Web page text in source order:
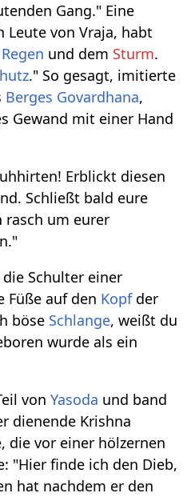
Gang." Eine
Leute von Vraja, habt
Regen und dem Sturm.
." So gesagt, imitierte
Berges Govardhana,
Gewand mit einer Hand
Erblickt diesen
Schließt bald eure
rasch um eurer
Schulter einer
Füße auf den Kopfder
böse Schlange, weißt du
wurde als ein
vonYasoda und band
dienende Krishna
die vor einer hölzernen
"Hier finde ich den Dieb,
hat nachdem er den